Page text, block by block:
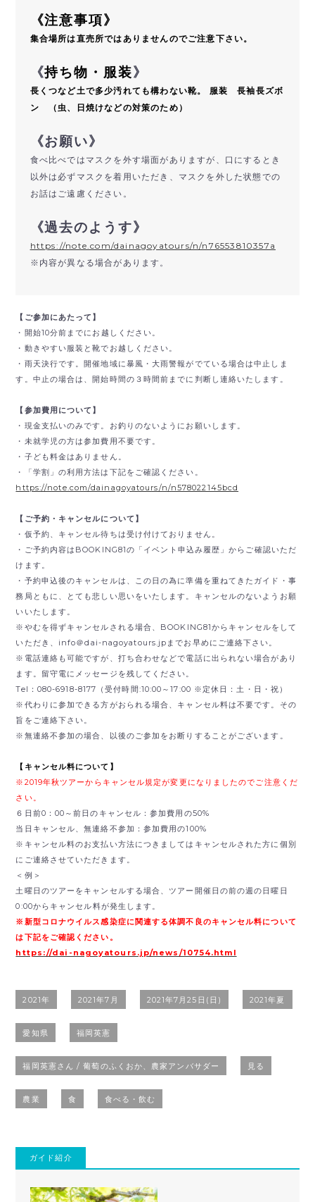
《注意事項》
集合場所は直売所ではありませんのでご注意下さい。
《持ち物・服装》
長くつなど土で多少汚れても構わない靴。 服装 長袖長ズボ
ン （虫、日焼けなどの対策のため）
《お願い》
食べ比べではマスクを外す場面がありますが、口にするとき
以外は必ずマスクを着用いただき、マスクを外した状態での
お話はご遠慮ください。
《過去のようす》
https://note.com/dainagoyatours/n/n76553810357a
※内容が異なる場合があります。
【ご参加にあたって】
・開始10分前までにお越しください。
・動きやすい服装と靴でお越しください。
・雨天決行です。開催地域に暴風・大雨警報がでている場合は中止しま
す。中止の場合は、開始時間の３時間前までに判断し連絡いたします。
【参加費用について】
・現金支払いのみです。
お釣りのないようにお願いします。
・未就学児の方は参加費用不要です。
・子ども料金はありません。
・「学割」の利用方法は下記をご確認ください。
https://note.com/dainagoyatours/n/n578022145bcd
【ご予約・キャンセルについて】
・仮予約、キャンセル待ちは受け付けておりません。
・ご予約内容はBOOKING81の「イベント申込み履歴」からご確認いただ
けます。
・予約申込後のキャンセルは、この日の為に準備を重ねてきたガイド・事
務局ともに、とても悲しい思いをいたします。キャンセルのないようお願
いいたします。
※やむを得ずキャンセルされる場合、BOOKING81からキャンセルをして
いただき、 info＠dai-nagoyatours.jpまでお早めにご連絡下さい。
※電話連絡も可能ですが、打ち合わせなどで電話に出られない場合があり
ます。留守電にメッセージを残してください。
Tel：080-6918-8177（受付時間:10:00～17:00 ※定休日：土・日・祝）
※代わりに参加できる方がおられる場合、キャンセル料は不要です。その
旨をご連絡下さい。
※無連絡不参加の場合、以後のご参加をお断りすることがございます。
【キャンセル料について】
※2019年秋ツアーからキャンセル規定が変更になりましたのでご注意くだ
さい。
６日前0：00～前日のキャンセル：参加費用の50%
当日キャンセル、無連絡不参加：参加費用の100%
※キャンセル料のお支払い方法につきましてはキャンセルされた方に個別
にご連絡させていただきます。
＜例＞
土曜日のツアーをキャンセルする場合、ツアー開催日の前の週の日曜日
0:00からキャンセル料が発生します。
※新型コロナウイルス感染症に関連する体調不良のキャンセル料について
は下記をご確認ください。
https://dai-nagoyatours.jp/news/10754.html
2021年 2021年7月 2021年7月25日(日) 2021年夏
愛知県 福岡英憲
福岡英憲さん / 葡萄のふくおか、農家アンバサダー 見る
農業 食 食べる・飲む
ガイド紹介